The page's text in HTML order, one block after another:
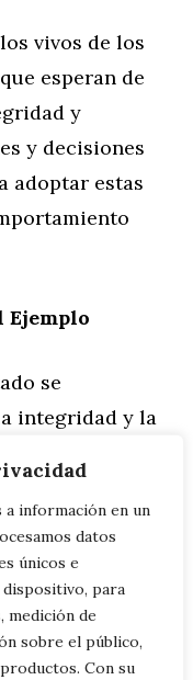
a información en un
datos
únicos e
para
medición de
sobre el público,
Con su
vivos de los
esperan de
y
y decisiones
adoptar estas
Ejemplo
se
integridad y la
de trabajo
también
mayores
mutuo. Los
no
sino